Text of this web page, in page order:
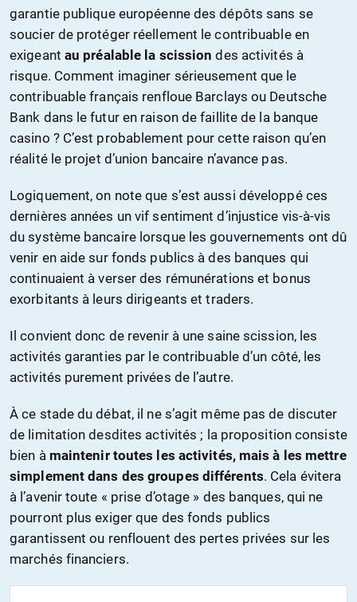
garantie publique européenne des dépôts sans se
soucier de protéger réellement le contribuable en
exigeant au préalable la scission des activités à
risque. Comment imaginer sérieusement que le
contribuable français renfloue Barclays ou Deutsche
Bank dans le futur en raison de faillite de la banque
casino ? C’est probablement pour cette raison qu’en
réalité le projet d’union bancaire n’avance pas.
Logiquement, on note que s’est aussi développé ces
dernières années un vif sentiment d’injustice vis-à-vis
du système bancaire lorsque les gouvernements ont dû
venir en aide sur fonds publics à des banques qui
continuaient à verser des rémunérations et bonus
exorbitants à leurs dirigeants et traders.
Il convient donc de revenir à une saine scission, les
activités garanties par le contribuable d’un côté, les
activités purement privées de l’autre.
À ce stade du débat, il ne s’agit même pas de discuter
de limitation desdites activités ; la proposition consiste
bien à maintenir toutes les activités, mais à les mettre
simplement dans des groupes différents. Cela évitera
à l’avenir toute « prise d’otage » des banques, qui ne
pourront plus exiger que des fonds publics
garantissent ou renflouent des pertes privées sur les
marchés financiers.